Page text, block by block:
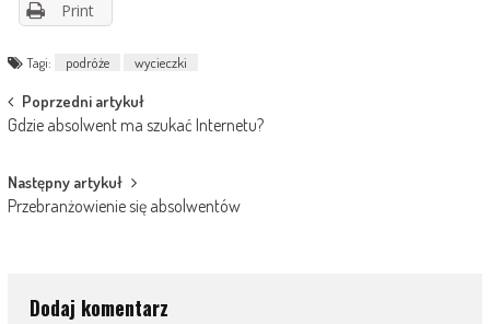
Print
Tagi: podróże wycieczki
Post
navigation
Poprzedni artykuł
Gdzie absolwent ma szukać Internetu?
Następny artykuł
Przebranżowienie się absolwentów
Dodaj komentarz